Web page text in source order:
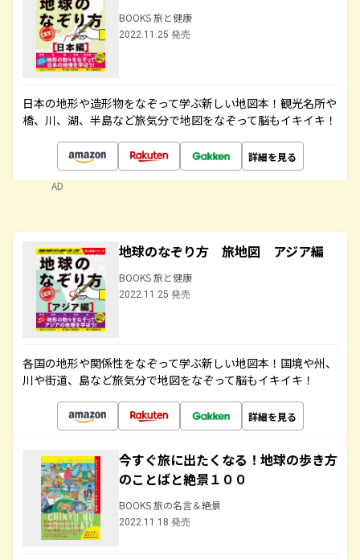
BOOKS 旅と健康
2022.11.25 発売
日本の地形や造形物をなぞって学ぶ新しい地図本！観光名所や
橋、川、湖、半島など旅気分で地図をなぞって脳もイキイキ！
詳細を見る
AD
地球のなぞり方 旅地図 アジア編
BOOKS 旅と健康
2022.11.25 発売
各国の地形や関係性をなぞって学ぶ新しい地図本！国境や州、
川や街道、島など旅気分で地図をなぞって脳もイキイキ！
詳細を見る
今すぐ旅に出たくなる！地球の歩き方
のことばと絶景１００
BOOKS 旅の名言＆絶景
2022.11.18 発売